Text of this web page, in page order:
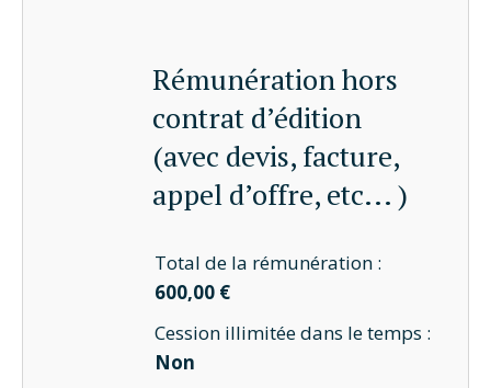
Rémunération hors
contrat d’édition
(avec devis, facture,
appel d’offre, etc... )
Total de la rémunération :
600,00 €
Cession illimitée dans le temps :
Non